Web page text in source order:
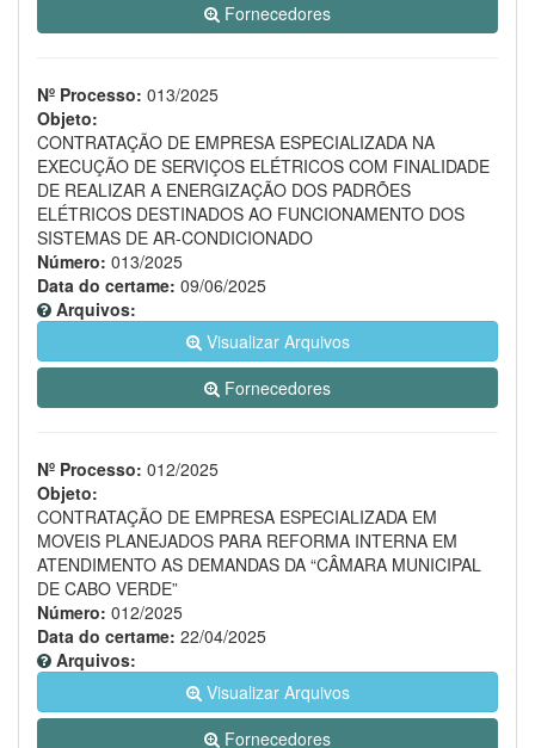
Fornecedores
Nº Processo: 013/2025
Objeto:
CONTRATAÇÃO DE EMPRESA ESPECIALIZADA NA
EXECUÇÃO DE SERVIÇOS ELÉTRICOS COM FINALIDADE
DE REALIZAR A ENERGIZAÇÃO DOS PADRÕES
ELÉTRICOS DESTINADOS AO FUNCIONAMENTO DOS
SISTEMAS DE AR-CONDICIONADO
Número: 013/2025
Data do certame: 09/06/2025
Arquivos:
Visualizar Arquivos
Fornecedores
Nº Processo: 012/2025
Objeto:
CONTRATAÇÃO DE EMPRESA ESPECIALIZADA EM
MOVEIS PLANEJADOS PARA REFORMA INTERNA EM
ATENDIMENTO AS DEMANDAS DA “CÂMARA MUNICIPAL
DE CABO VERDE”
Número: 012/2025
Data do certame: 22/04/2025
Arquivos:
Visualizar Arquivos
Fornecedores